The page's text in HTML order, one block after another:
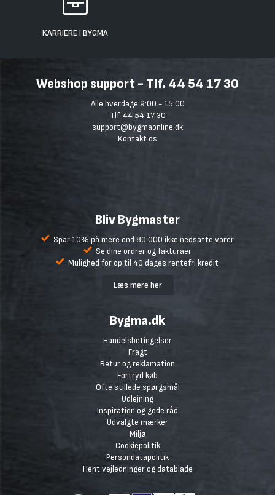
KARRIERE I BYGMA
Webshop support - Tlf. 44 54 17 30
Alle hverdage 9:00 - 15:00
Tlf. 44 54 17 30
support@bygmaonline.dk
Kontakt os
Bliv Bygmaster
Spar 10% på mere end 80.000 ikke nedsatte varer
Se dine ordrer og fakturaer
Mulighed for op til 40 dages rentefri kredit
Læs mere her
Bygma.dk
Handelsbetingelser
Fragt
Retur og reklamation
Fortryd køb
Ofte stillede spørgsmål
Udlejning
Inspiration og gode råd
Udvalgte mærker
Miljø
Cookiepolitik
Persondatapolitik
Hent vejledninger og datablade